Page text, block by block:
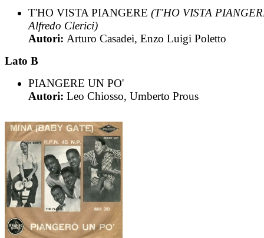
T'HO VISTA PIANGERE (T'HO VISTA
Alfredo Clerici)
Autori: Arturo Casadei, Enzo Luigi Poletto
Lato B
PIANGERE UN PO'
Autori: Leo Chiosso, Umberto Prous